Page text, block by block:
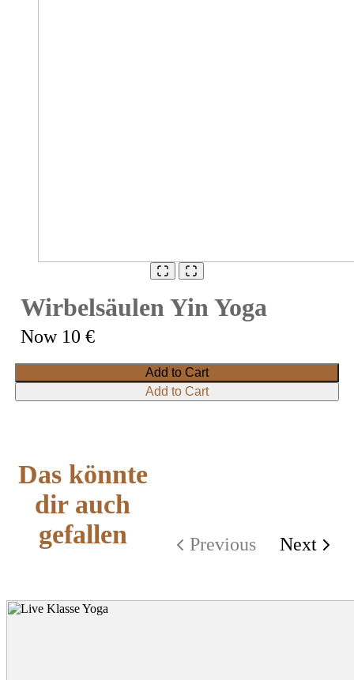
Wirbelsäulen Yin Yoga
Now 10 €
Add to Cart
Add to Cart
Das könnte
dir auch
gefallen
Previous Next